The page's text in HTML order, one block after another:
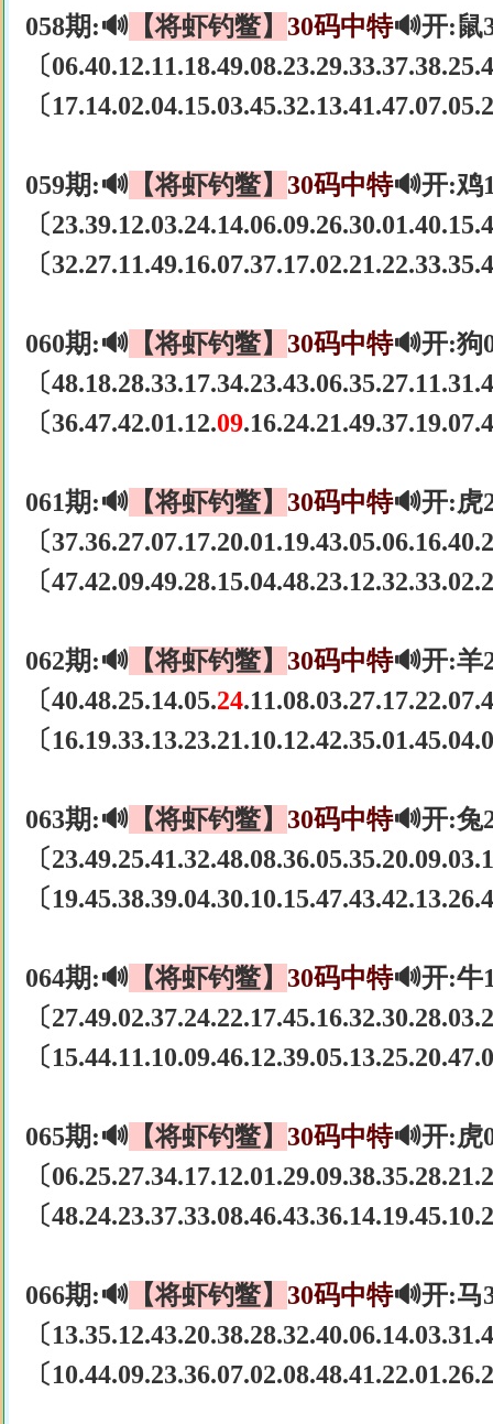
058期:🔊 【将虾钓鳖】 30码中特🔊开:鼠
〔
〔
059期:🔊 【将虾钓鳖】 30码中特🔊开:鸡
〔
〔
060期:🔊 【将虾钓鳖】 30码中特🔊开:狗
〔
〔36.47.42.01.12.09
061期:🔊 【将虾钓鳖】 30码中特🔊开:虎
〔
〔
062期:🔊 【将虾钓鳖】 30码中特🔊开:羊
〔40.48.25.14.05.24
〔
063期:🔊 【将虾钓鳖】 30码中特🔊开:兔
〔
〔
064期:🔊 【将虾钓鳖】 30码中特🔊开:牛
〔
〔
065期:🔊 【将虾钓鳖】 30码中特🔊开:虎
〔
〔
066期:🔊 【将虾钓鳖】 30码中特🔊开:马
〔
〔